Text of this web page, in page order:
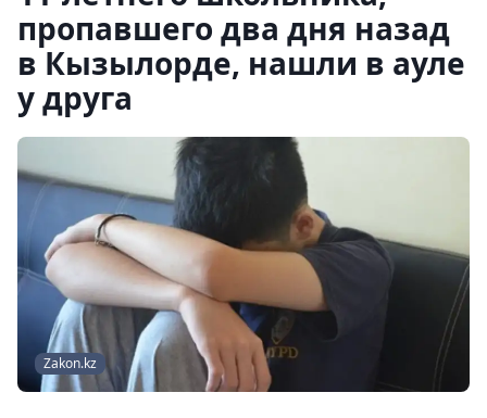
пропавшего два дня назад
в Кызылорде, нашли в ауле
у друга
Zakon.kz